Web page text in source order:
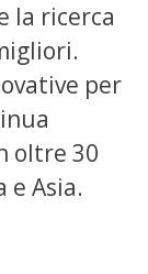
la ricerca
per
oltre 30
e Asia.